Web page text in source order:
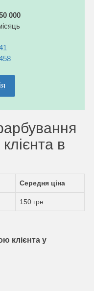
000
в
Середня ціна
150 грн
клієнта у